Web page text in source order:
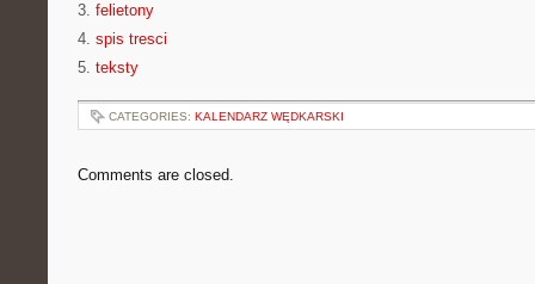
3. felietony
4. spis tresci
5. teksty
CATEGORIES: KALENDARZ WĘDKARSKI
Comments are closed.